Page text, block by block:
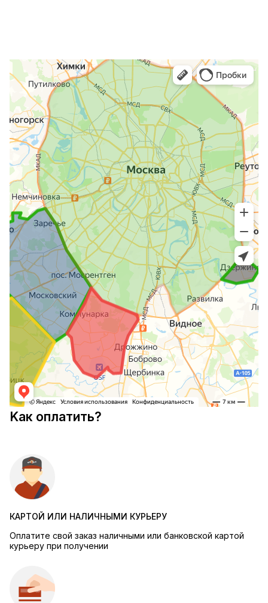
Kак оплатить?
КАРТОЙ ИЛИ НАЛИЧНЫМИ КУРЬЕРУ
Оплатите свой заказ наличными или банковской картой
курьеру при получении